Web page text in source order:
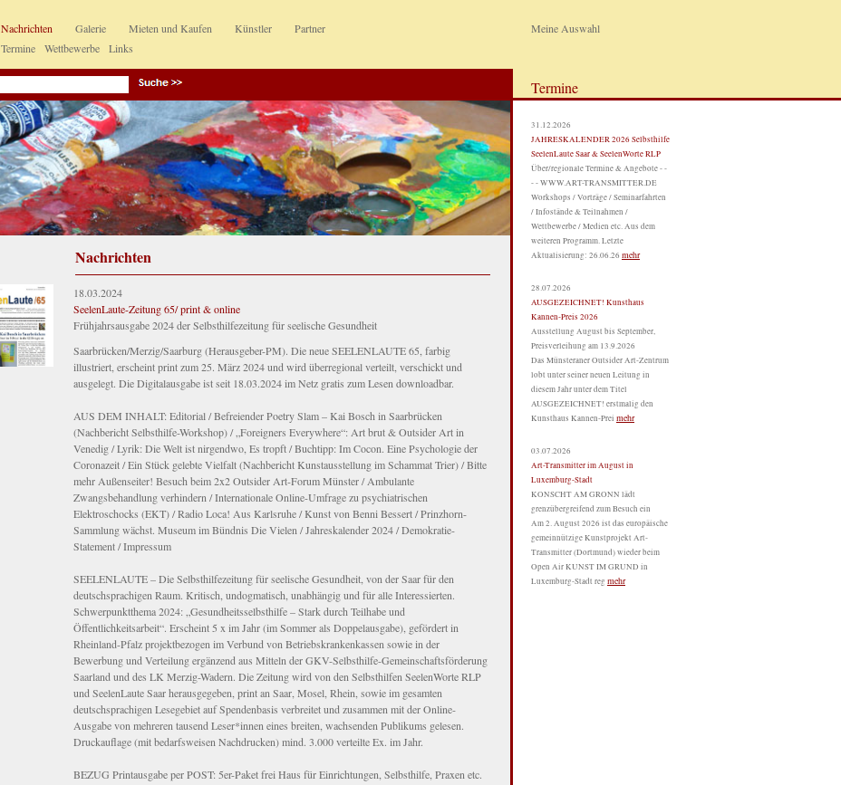
Nachrichten
Termine
Wettbewerbe Links
Galerie Mieten und Kaufen Künstler Partner
Nachrichten
18.03.2024
SeelenLaute-Zeitung 65/ print & online
Frühjahrsausgabe 2024 der Selbsthilfezeitung für seelische Gesundheit
Saarbrücken/Merzig/Saarburg (Herausgeber-PM). Die neue SEELENLAUTE 65, farbig
illustriert, erscheint print zum 25. März 2024 und wird überregional verteilt, verschickt und
ausgelegt. Die Digitalausgabe ist seit 18.03.2024 im Netz gratis zum Lesen downloadbar.
AUS DEM INHALT: Editorial / Befreiender Poetry Slam – Kai Bosch in Saarbrücken
(Nachbericht Selbsthilfe-Workshop) / „Foreigners Everywhere“: Art brut & Outsider Art in
Venedig / Lyrik: Die Welt ist nirgendwo, Es tropft / Buchtipp: Im Cocon. Eine Psychologie der
Coronazeit / Ein Stück gelebte Vielfalt (Nachbericht Kunstausstellung im Schammat Trier) / Bitte
mehr Außenseiter! Besuch beim 2x2 Outsider Art-Forum Münster / Ambulante
Zwangsbehandlung verhindern / Internationale Online-Umfrage zu psychiatrischen
Elektroschocks (EKT) / Radio Loca! Aus Karlsruhe / Kunst von Benni Bessert / Prinzhorn-
Sammlung wächst. Museum im Bündnis Die Vielen / Jahreskalender 2024 / Demokratie-
Statement / Impressum
SEELENLAUTE – Die Selbsthilfezeitung für seelische Gesundheit, von der Saar für den
deutschsprachigen Raum. Kritisch, undogmatisch, unabhängig und für alle Interessierten.
Schwerpunktthema 2024: „Gesundheitsselbsthilfe – Stark durch Teilhabe und
Öffentlichkeitsarbeit“. Erscheint 5 x im Jahr (im Sommer als Doppelausgabe), gefördert in
Rheinland-Pfalz projektbezogen im Verbund von Betriebskrankenkassen sowie in der
Bewerbung und Verteilung ergänzend aus Mitteln der GKV-Selbsthilfe-Gemeinschaftsförderung
Saarland und des LK Merzig-Wadern. Die Zeitung wird von den Selbsthilfen SeelenWorte RLP
und SeelenLaute Saar herausgegeben, print an Saar, Mosel, Rhein, sowie im gesamten
deutschsprachigen Lesegebiet auf Spendenbasis verbreitet und zusammen mit der Online-
Ausgabe von mehreren tausend Leser*innen eines breiten, wachsenden Publikums gelesen.
Druckauflage (mit bedarfsweisen Nachdrucken) mind. 3.000 verteilte Ex. im Jahr.
BEZUG Printausgabe per POST: 5er-Paket frei Haus für Einrichtungen, Selbsthilfe, Praxen etc.
Meine Auswahl
Termine
31.12.2026
JAHRESKALENDER 2026 Selbsthilfe
SeelenLaute Saar & SeelenWorte RLP
Über/regionale Termine & Angebote - -
- - WWW.ART-TRANSMITTER.DE
Workshops / Vorträge / Seminarfahrten
/ Infostände & Teilnahmen /
Wettbewerbe / Medien etc. Aus dem
weiteren Programm. Letzte
Aktualisierung: 26.06.26 mehr
28.07.2026
AUSGEZEICHNET! Kunsthaus
Kannen-Preis 2026
Ausstellung August bis September,
Preisverleihung am 13.9.2026
Das Münsteraner Outsider Art-Zentrum
lobt unter seiner neuen Leitung in
diesem Jahr unter dem Titel
AUSGEZEICHNET! erstmalig den
Kunsthaus Kannen-Prei mehr
03.07.2026
Art-Transmitter im August in
Luxemburg-Stadt
KONSCHT AM GRONN lädt
grenzübergreifend zum Besuch ein
Am 2. August 2026 ist das europäische
gemeinnützige Kunstprojekt Art-
Transmitter (Dortmund) wieder beim
Open Air KUNST IM GRUND in
Luxemburg-Stadt reg mehr